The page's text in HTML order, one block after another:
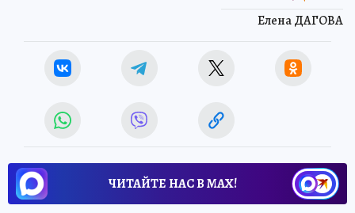
Елена ДАГОВА
ЧИТАЙТЕ НАС В МАХ!